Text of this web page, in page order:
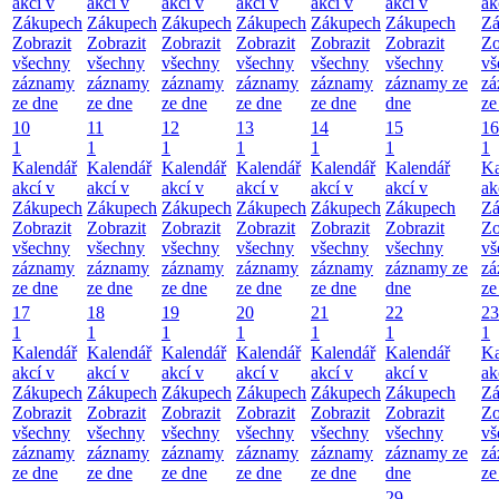
Zákupech
Zobrazit
všechny
záznamy
ze dne
Zákupech
Zobrazit
všechny
záznamy
ze dne
Zákupech
Zobrazit
všechny
záznamy
ze dne
Zákupech
Zobrazit
všechny
záznamy
ze dne
Zákupech
Zobrazit
všechny
záznamy
ze dne
Zákupech
Zobrazit
všechny
záznamy ze
dne
10
1
Kalendář
akcí v
Zákupech
Zobrazit
všechny
záznamy
ze dne
11
1
Kalendář
akcí v
Zákupech
Zobrazit
všechny
záznamy
ze dne
12
1
Kalendář
akcí v
Zákupech
Zobrazit
všechny
záznamy
ze dne
13
1
Kalendář
akcí v
Zákupech
Zobrazit
všechny
záznamy
ze dne
14
1
Kalendář
akcí v
Zákupech
Zobrazit
všechny
záznamy
ze dne
15
1
Kalendář
akcí v
Zákupech
Zobrazit
všechny
záznamy ze
dne
16
1
17
1
Kalendář
akcí v
Zákupech
Zobrazit
všechny
záznamy
ze dne
18
1
Kalendář
akcí v
Zákupech
Zobrazit
všechny
záznamy
ze dne
19
1
Kalendář
akcí v
Zákupech
Zobrazit
všechny
záznamy
ze dne
20
1
Kalendář
akcí v
Zákupech
Zobrazit
všechny
záznamy
ze dne
21
1
Kalendář
akcí v
Zákupech
Zobrazit
všechny
záznamy
ze dne
22
1
Kalendář
akcí v
Zákupech
Zobrazit
všechny
záznamy ze
dne
23
1